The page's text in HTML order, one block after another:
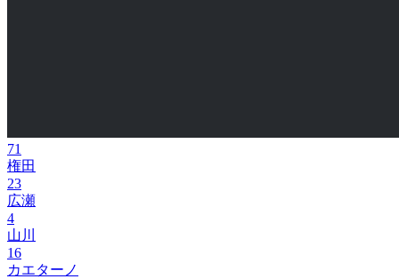
71
権田
23
広瀬
4
山川
16
カエターノ